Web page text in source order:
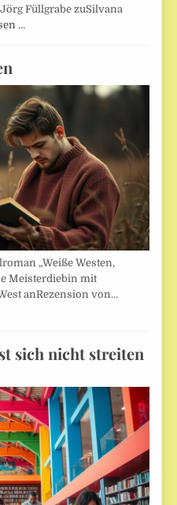
Füllgrabe zuSilvana
…
„Weiße Westen,
Meisterdiebin mit
anRezension von…
sich nicht streiten